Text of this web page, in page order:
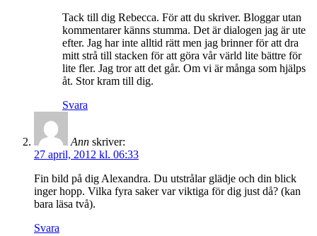
Tack till dig Rebecca. För att du skriver. Bloggar utan
kommentarer känns stumma. Det är dialogen jag är ute
efter. Jag har inte alltid rätt men jag brinner för att dra
mitt strå till stacken för att göra vår värld lite bättre för
lite fler. Jag tror att det går. Om vi är många som hjälps
åt. Stor kram till dig.
Svara
Ann skriver:
27 april, 2012 kl. 06:33
Fin bild på dig Alexandra. Du utstrålar glädje och din blick
inger hopp. Vilka fyra saker var viktiga för dig just då? (kan
bara läsa två).
Svara